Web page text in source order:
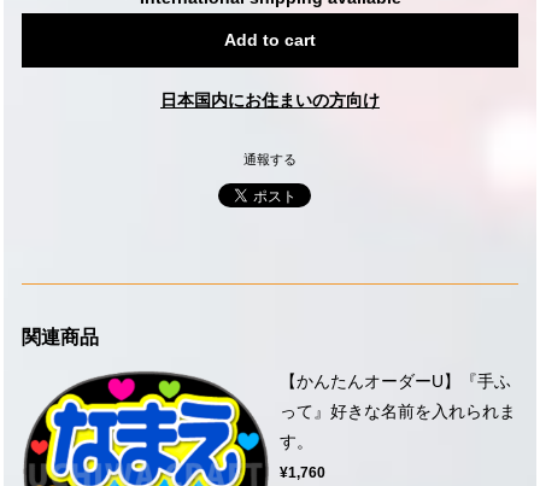
Add to cart
日本国内にお住まいの方向け
通報する
関連商品
【かんたんオーダーU】『手ふ
って』好きな名前を入れられま
す。
¥1,760